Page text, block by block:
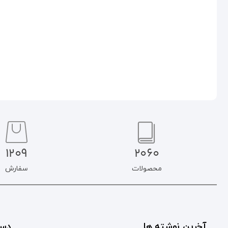
2060
محصولات
1209
سفارش